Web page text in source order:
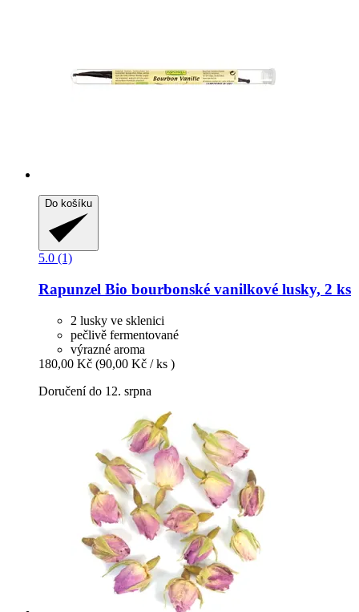
Do košíku
5.0 (1)
Rapunzel Bio bourbonské vanilkové lusky, 2 ks
2 lusky ve sklenici
pečlivě fermentované
výrazné aroma
180,00 Kč (90,00 Kč / ks )
Doručení do 12. srpna